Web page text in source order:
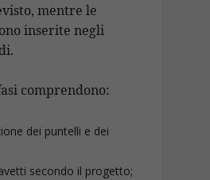
mentre le
inserite negli
comprendono:
dei puntelli e dei
secondo il progetto;